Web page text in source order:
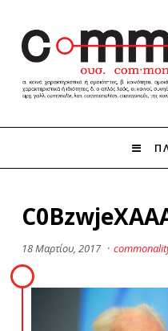
18 Μαρτίου, 2017 ·